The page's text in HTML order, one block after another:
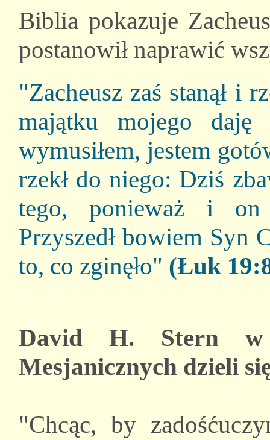
Biblia pokazuje
postanowił naprawić
"Zacheusz zaś stanął i
majątku mojego
wymusiłem, jestem
rzekł do niego: Dziś
tego, ponieważ i on
Przyszedł bowiem Syn
to, co zginęło" (Łuk
David H. Stern w
Mesjanicznych dzieli
"Chcąc, by